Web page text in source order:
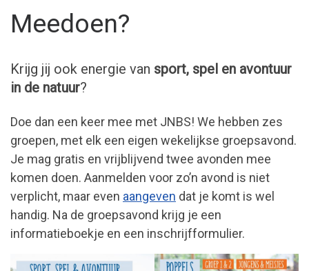
Meedoen?
Krijg jij ook energie van sport, spel en avontuur
in de natuur?
Doe dan een keer mee met JNBS! We hebben zes
groepen, met elk een eigen wekelijkse groepsavond.
Je mag gratis en vrijblijvend twee avonden mee
komen doen. Aanmelden voor zo’n avond is niet
verplicht, maar even aangeven dat je komt is wel
handig. Na de groepsavond krijg je een
informatieboekje en een inschrijfformulier.